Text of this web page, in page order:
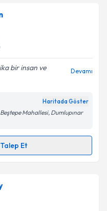
ile bilgilendireceğiz.
ediyorum.
Gönder
bir insan ve
Devamı
Haritada Göster
Mahallesi, Dumlupınar
Et
takvimi talebi
almanız için bir
ile bilgilendireceğiz.